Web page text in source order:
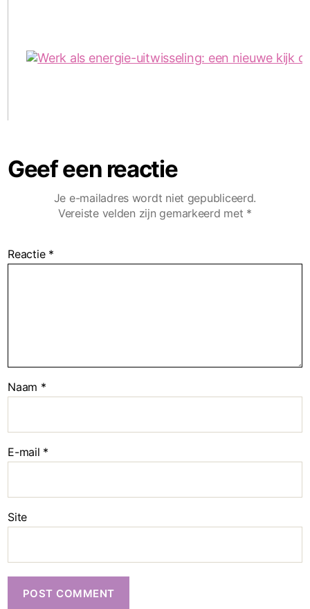
Geef een reactie
Je e-mailadres wordt niet gepubliceerd.
Vereiste velden zijn gemarkeerd met *
Reactie *
Naam *
E-mail *
Site